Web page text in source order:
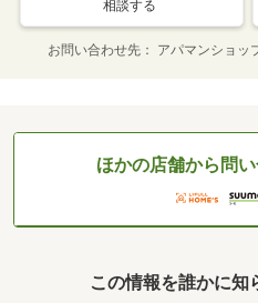
相談する
お問い合わせ先 アパマンショッ
ほかの店舗から問い
この情報を誰かに知